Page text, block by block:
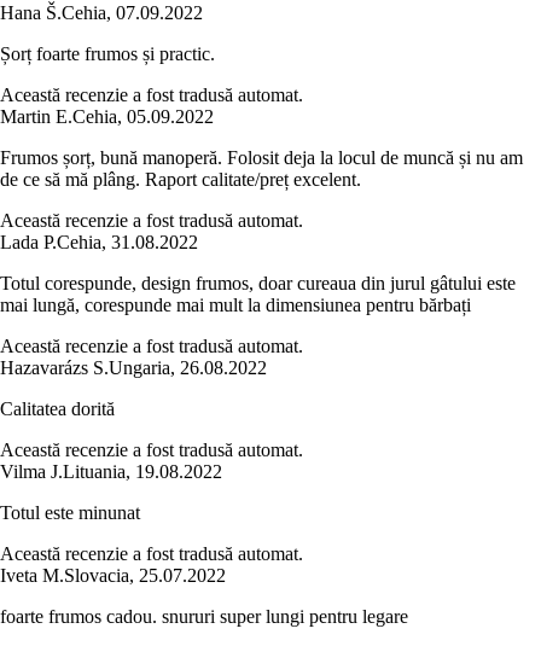
Hana Š.Cehia, 07.09.2022
Șorț foarte frumos și practic.
Această recenzie a fost tradusă automat.
Martin E.Cehia, 05.09.2022
Frumos șorț, bună manoperă. Folosit deja la locul de muncă și nu am
de ce să mă plâng. Raport calitate/preț excelent.
Această recenzie a fost tradusă automat.
Lada P.Cehia, 31.08.2022
Totul corespunde, design frumos, doar cureaua din jurul gâtului este
mai lungă, corespunde mai mult la dimensiunea pentru bărbați
Această recenzie a fost tradusă automat.
Hazavarázs S.Ungaria, 26.08.2022
Calitatea dorită
Această recenzie a fost tradusă automat.
Vilma J.Lituania, 19.08.2022
Totul este minunat
Această recenzie a fost tradusă automat.
Iveta M.Slovacia, 25.07.2022
foarte frumos cadou. snururi super lungi pentru legare